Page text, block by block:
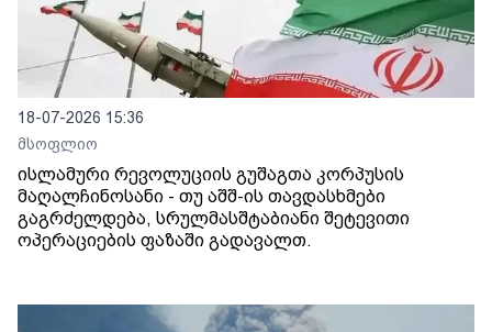
18-07-2026 15:36
მსოფლიო
ისლამური რევოლუციის გუშაგთა კორპუსის
მაღალჩინოსანი - თუ აშშ-ის თავდასხმები
გაგრძელდება, სრულმასშტაბიანი შეტევითი
ოპერაციების ფაზაში გადავალთ.